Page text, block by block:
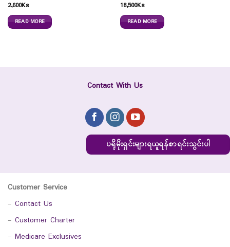
2,600Ks
READ MORE
18,500Ks
READ MORE
Contact With Us
ပရိုမိုးရှင်းများရယူရန်စာရင်းသွင်းပါ
Customer Service
- Contact Us
- Customer Charter
- Medicare Exclusives